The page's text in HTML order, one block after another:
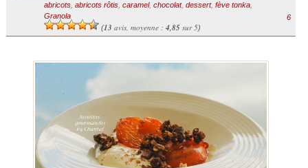
abricots, abricots rôtis, caramel, chocolat, dessert, fève tonka,
Granola
(13 avis, moyenne : 4,85sur 5)
6